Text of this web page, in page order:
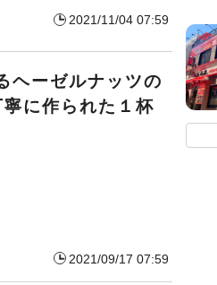
2021/11/04 07:59
ヘーゼルナッツの
に作られた１杯
2021/09/17 07:59